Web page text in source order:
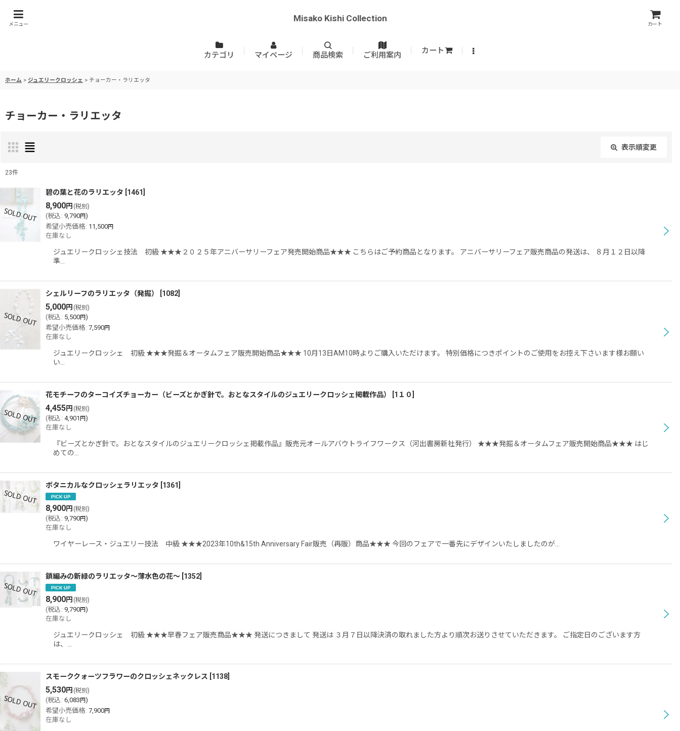
メニュー
Misako Kishi Collection
カート
カテゴリ マイページ 商品検索 ご利用案内
カート
ホーム > ジュエリークロッシェ > チョーカー・ラリエッタ
チョーカー・ラリエッタ
表示順変更
表示数
並び順
絞り込む
23件
碧の葉と花のラリエッタ 1461
8,900円 (税別)
(税込 : 9,790円)
希望小売価格: 11,500円
在庫なし
ジュエリークロッシェ技法 初級 ★★★２０２５年アニバーサリーフェア発売開始商品★★★ こちらはご予約商品となります。 アニバーサリーフェア販売商品の発送は、 ８月１２日以降
準…
シェルリーフのラリエッタ（発掘） 1082
5,000円 (税別)
(税込 : 5,500円)
希望小売価格: 7,590円
在庫なし
ジュエリークロッシェ 初級 ★★★発掘＆オータムフェア販売開始商品★★★ 10月13日AM10時よりご購入いただけます。 特別価格につきポイントのご使用をお控え下さいます様お願い
い…
花モチーフのターコイズチョーカー（ビーズとかぎ針で。おとなスタイルのジュエリークロッシェ掲載作品） 1１０
4,455円 (税別)
(税込 : 4,901 円)
在庫なし
『ビーズとかぎ針で。おとなスタイルのジュエリークロッシェ掲載作品』販売元オールアバウトライフワークス（河出書房新社発行） ★★★発掘＆オータムフェア販売開始商品★★★ はじ
めての…
ボタニカルなクロッシェラリエッタ 1361
8,900円 (税別)
(税込 : 9,790円)
在庫なし
ワイヤーレース・ジュエリー技法 中級 ★★★2023年10th&15th Anniversary Fair販売（再販）商品★★★ 今回のフェアで一番先にデザインいたしましたのが…
鎖編みの新緑のラリエッタ〜薄水色の花〜 1352
8,900円 (税別)
(税込 : 9,790円)
在庫なし
ジュエリークロッシェ 初級 ★★★早春フェア販売商品★★★ 発送につきまして 発送は ３月７日以降決済の取れました方より順次お送りさせていただきます。 ご指定日のございます方
は、…
スモーククォーツフラワーのクロッシェネックレス [1138]
5,530円 (税別)
(税込 : 6,083 円)
希望小売価格: 7,900円
在庫なし